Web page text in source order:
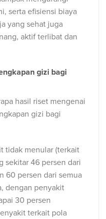
serta efisiensi biaya
yang sehat juga
aktif terlibat dan
gizi bagi
hasil riset mengenai
gizi bagi
tidak menular (terkait
sekitar 46 persen dari
60 persen dari semua
dengan penyakit
30 persen
terkait pola